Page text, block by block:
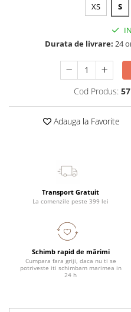
XS S
Durata de livrare: 24
Cod Produs:
Adauga la Favorite
Transport Gratuit
La comenzile peste 399 lei
Schimb rapid de mărimi
Cumpara fara griji, daca nu ti se
potriveste iti schimbam marimea in
24 h